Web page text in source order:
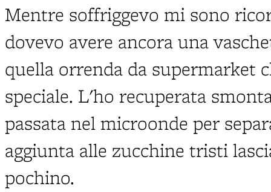
Mentre soffriggevo mi sono
dovevo avere ancora una
quella orrenda da supermarket
speciale. L'ho recuperata
passata nel microonde per
aggiunta alle zucchine tristi
pochino.